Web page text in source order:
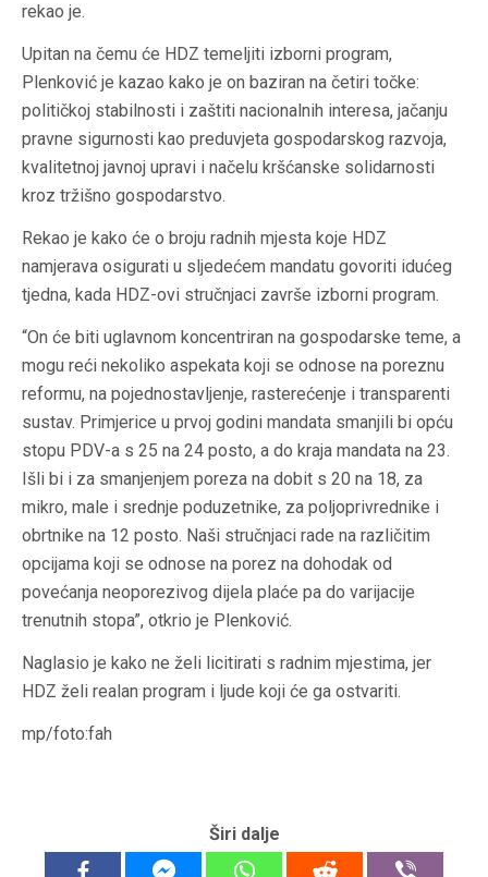
rekao je.
Upitan na čemu će HDZ temeljiti izborni program,
Plenković je kazao kako je on baziran na četiri točke:
političkoj stabilnosti i zaštiti nacionalnih interesa, jačanju
pravne sigurnosti kao preduvjeta gospodarskog razvoja,
kvalitetnoj javnoj upravi i načelu kršćanske solidarnosti
kroz tržišno gospodarstvo.
Rekao je kako će o broju radnih mjesta koje HDZ
namjerava osigurati u sljedećem mandatu govoriti idućeg
tjedna, kada HDZ-ovi stručnjaci završe izborni program.
“On će biti uglavnom koncentriran na gospodarske teme, a
mogu reći nekoliko aspekata koji se odnose na poreznu
reformu, na pojednostavljenje, rasterećenje i transparenti
sustav. Primjerice u prvoj godini mandata smanjili bi opću
stopu PDV-a s 25 na 24 posto, a do kraja mandata na 23.
Išli bi i za smanjenjem poreza na dobit s 20 na 18, za
mikro, male i srednje poduzetnike, za poljoprivrednike i
obrtnike na 12 posto. Naši stručnjaci rade na različitim
opcijama koji se odnose na porez na dohodak od
povećanja neoporezivog dijela plaće pa do varijacije
trenutnih stopa”, otkrio je Plenković.
Naglasio je kako ne želi licitirati s radnim mjestima, jer
HDZ želi realan program i ljude koji će ga ostvariti.
mp/foto:fah
Širi dalje